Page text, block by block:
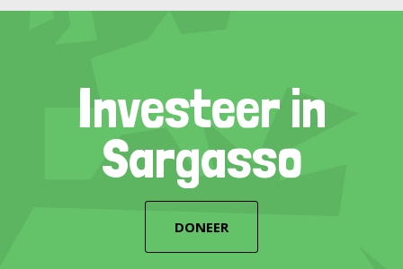
Investeer in
Sargasso
DONEER